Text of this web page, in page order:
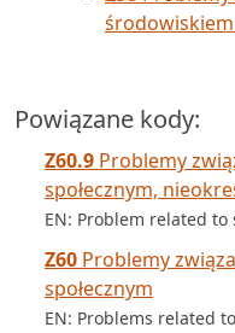
Powiązane kody:
Z60.9 Problemy
społecznym,
EN: Problem related
Z60 Problemy
społecznym
EN: Problems related